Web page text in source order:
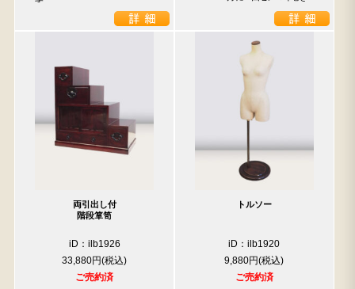
す
両引出し付
階段箪笥
iD：ilb1926
33,880円
ご売約済
トルソー
iD：ilb1920
9,880円
ご売約済